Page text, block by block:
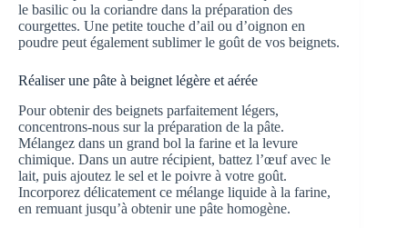
le basilic ou la coriandre dans la préparation des
courgettes. Une petite touche d’ail ou d’oignon en
poudre peut également sublimer le goût de vos beignets.
Réaliser une pâte à beignet légère et aérée
Pour obtenir des beignets parfaitement légers,
concentrons-nous sur la préparation de la pâte.
Mélangez dans un grand bol la farine et la levure
chimique. Dans un autre récipient, battez l’œuf avec le
lait, puis ajoutez le sel et le poivre à votre goût.
Incorporez délicatement ce mélange liquide à la farine,
en remuant jusqu’à obtenir une pâte homogène.